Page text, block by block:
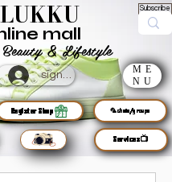
LUKKU Subscribe
Beauty & Lifestyle
mall
sign up
ME
NU
Register Shop 🦜chats/groups
Services📺